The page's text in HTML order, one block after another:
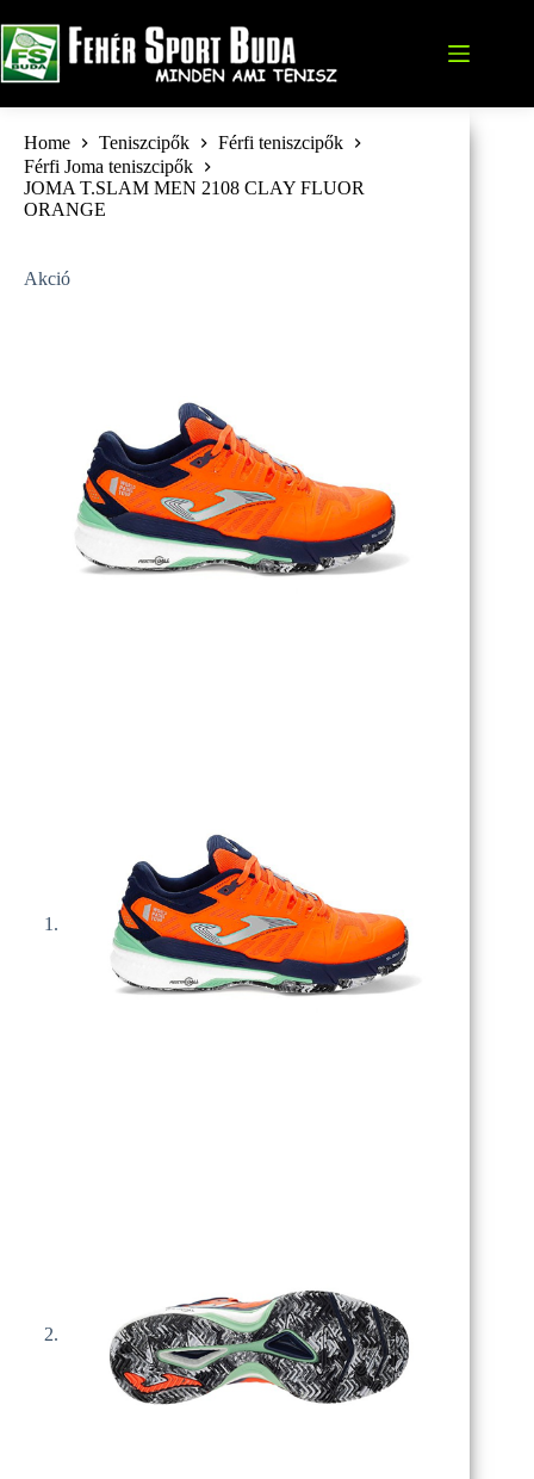
to
content
Home Teniszcipők
Férfi teniszcipők
Férfi Joma teniszcipők
JOMA T.SLAM MEN 2108 CLAY FLUOR
ORANGE
Akció